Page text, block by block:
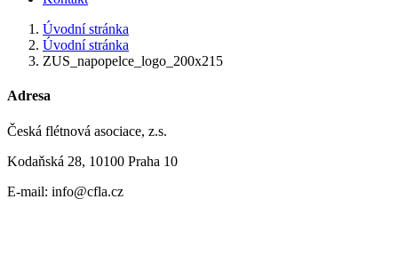
Úvodní stránka
Úvodní stránka
ZUS_napopelce_logo_200x215
Adresa
Česká flétnová asociace, z.s.
Kodaňská 28, 10100 Praha 10
E-mail: info@cfla.cz